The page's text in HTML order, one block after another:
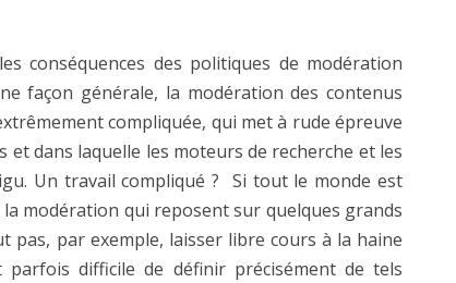
conséquences des politiques de modération
façon générale, la modération des contenus
compliquée, qui met à rude épreuve
dans laquelle les moteurs de recherche et les
Un travail compliqué ? Si tout le monde est
la modération qui reposent sur quelques grands
par exemple, laisser libre cours à la haine
difficile de définir précisément de tels